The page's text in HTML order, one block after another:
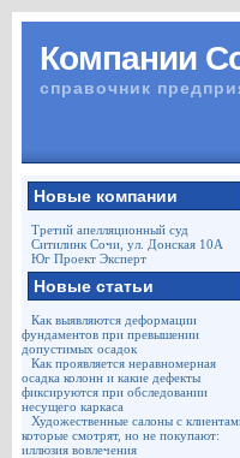
Компании
справочник
Новые компании
Третий апелляционный суд
Ситилинк Сочи, ул. Донская 10А
Юг Проект Эксперт
Новые статьи
Как выявляются деформации
фундаментов при превышении
допустимых осадок
Как проявляется неравномерная
осадка колонн и какие дефекты
фиксируются при обследовании
несущего каркаса
Художественные салоны с
которые смотрят, но не покупают:
иллюзия вовлечения